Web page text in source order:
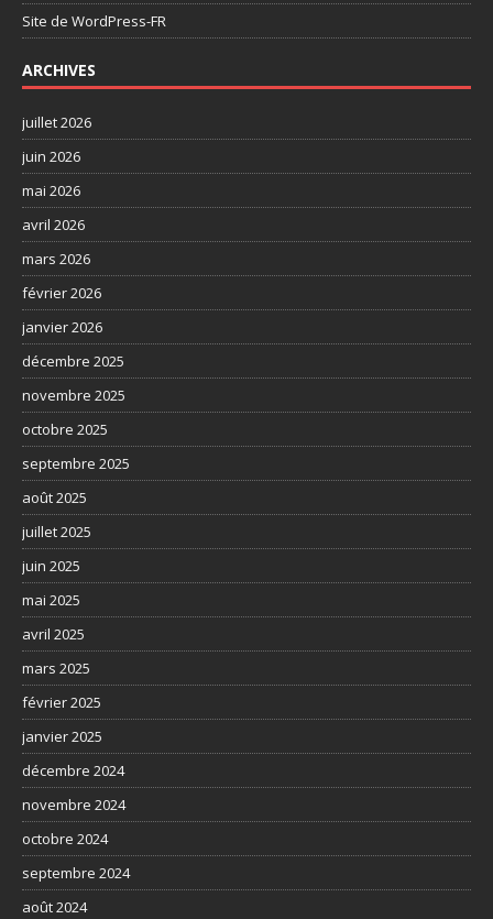
Site de WordPress-FR
ARCHIVES
juillet 2026
juin 2026
mai 2026
avril 2026
mars 2026
février 2026
janvier 2026
décembre 2025
novembre 2025
octobre 2025
septembre 2025
août 2025
juillet 2025
juin 2025
mai 2025
avril 2025
mars 2025
février 2025
janvier 2025
décembre 2024
novembre 2024
octobre 2024
septembre 2024
août 2024